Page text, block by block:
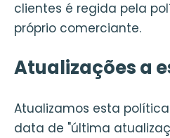
clientes é regida pela
próprio comerciante.
Atualizações a
Atualizamos esta
data de "última